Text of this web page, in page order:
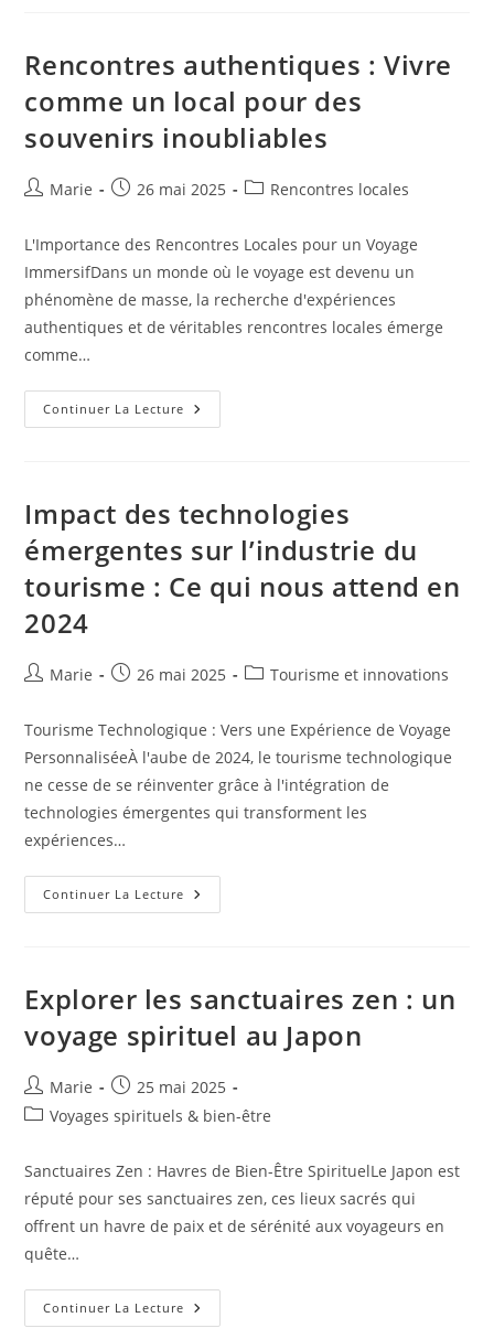
Pour
Une
D’esprit
Totale
Rencontres authentiques : Vivre
comme un local pour des
souvenirs inoubliables
Auteur/autrice
la
publication :
Marie
Publication
26 mai 2025
PostRencontres locales
L'Importance des Rencontres Locales pour un Voyage
ImmersifDans un monde où le voyage est devenu un
phénomène de masse, la recherche d'expériences
authentiques et de véritables rencontres locales émerge
comme…
Continuer La Lecture Rencontres
Authentiques
Local
Pour
Souvenirs
Inoubliables
Impact des technologies
émergentes sur l’industrie du
tourisme : Ce qui nous attend en
2024
Auteur/autrice
la
publication :
Marie
Publication
26 mai 2025
PostTourisme et innovations
Tourisme Technologique : Vers une Expérience de Voyage
PersonnaliséeÀ l'aube de 2024, le tourisme technologique
ne cesse de se réinventer grâce à l'intégration de
technologies émergentes qui transforment les
expériences…
Continuer La Lecture Impact
Des
Tourisme
Ce
Qui
Attend
En
2024
Explorer les sanctuaires zen : un
voyage spirituel au Japon
Auteur/autrice
de
Marie
Publication
publiée :
25 mai 2025
PostVoyages spirituels & bien-être
Sanctuaires Zen : Havres de Bien-Être SpirituelLe Japon est
réputé pour ses sanctuaires zen, ces lieux sacrés qui
offrent un havre de paix et de sérénité aux voyageurs en
quête…
Continuer La Lecture Explorer
Les